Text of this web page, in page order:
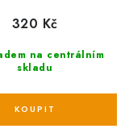
na centrálním
skladu
320 Kč